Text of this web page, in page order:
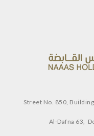
Street No. 850,
Al-Dafna 63,